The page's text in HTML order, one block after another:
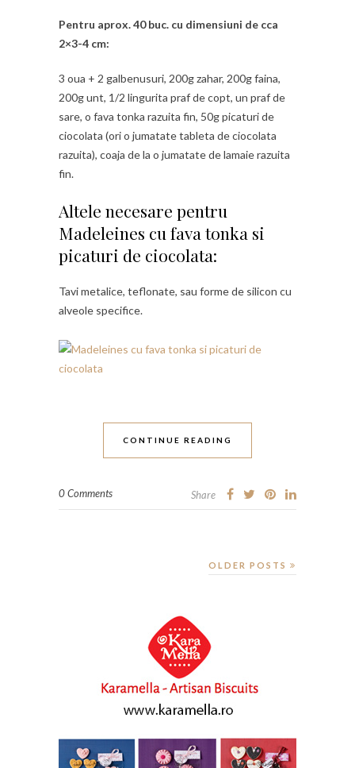
Pentru aprox. 40 buc. cu dimensiuni de cca
2×3-4 cm:
3 oua + 2 galbenusuri, 200g zahar, 200g faina,
200g unt, 1/2 lingurita praf de copt, un praf de
sare, o fava tonka razuita fin, 50g picaturi de
ciocolata (ori o jumatate tableta de ciocolata
razuita), coaja de la o jumatate de lamaie razuita
fin.
Altele necesare pentru
Madeleines cu fava tonka si
picaturi de ciocolata:
Tavi metalice, teflonate, sau forme de silicon cu
alveole specifice.
CONTINUE READING
0 Comments Share
OLDER POSTS